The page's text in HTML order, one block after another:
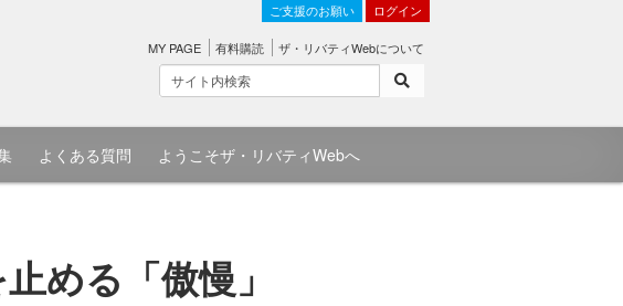
ご支援のお願い ログイン
MY PAGE 有料購読 ザ・リバティWebについて
よくある質問 ようこそザ・リバティWebへ
める「傲慢」